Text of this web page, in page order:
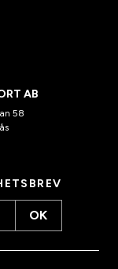
AB
58
OK